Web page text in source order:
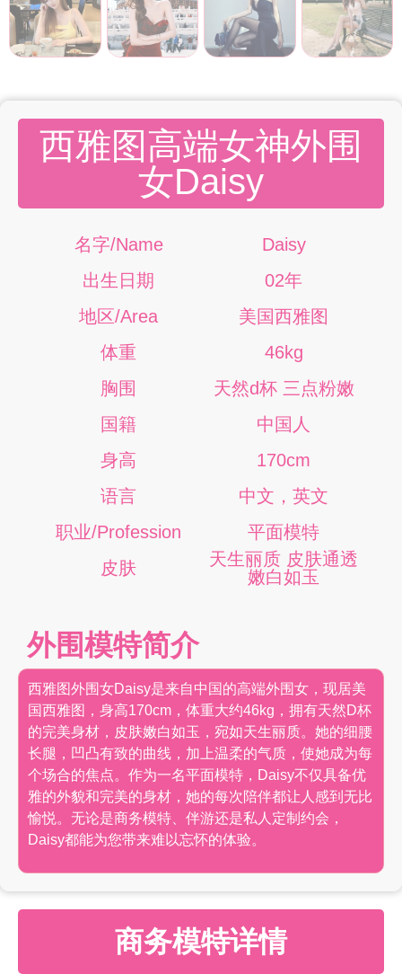
西雅图高端女神外围
女Daisy
名字/Name
Daisy
出生日期
02年
地区/Area
美国西雅图
体重
46kg
胸围
天然d杯 三点粉嫩
国籍
中国人
身高
170cm
语言
中文，英文
职业/Profession
平面模特
皮肤
天生丽质 皮肤通透
嫩白如玉
外围模特简介
西雅图外围女Daisy是来自中国的高端外围女，现居美
国西雅图，身高170cm，体重大约46kg，拥有天然D杯
的完美身材，皮肤嫩白如玉，宛如天生丽质。她的细腰
长腿，凹凸有致的曲线，加上温柔的气质，使她成为每
个场合的焦点。作为一名平面模特，Daisy不仅具备优
雅的外貌和完美的身材，她的每次陪伴都让人感到无比
愉悦。无论是商务模特、伴游还是私人定制约会，
Daisy都能为您带来难以忘怀的体验。
商务模特详情